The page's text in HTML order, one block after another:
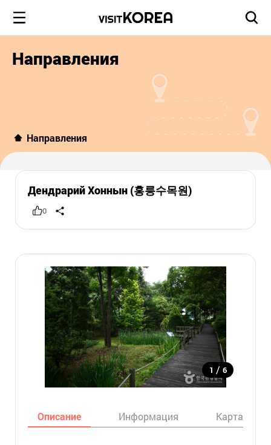
Направления
Направления
Дендрарий Хоннын (홍릉수목원)
0
1 / 6
Описание Информация Карта